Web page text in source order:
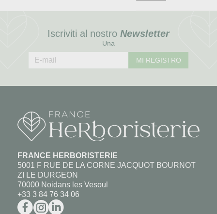
Iscriviti al nostro Newsletter
Una
MI REGISTRO
FRANCE HERBORISTERIE
5001 F RUE DE LA CORNE JACQUOT BOURNOT
ZI LE DURGEON
70000 Noidans les Vesoul
+33 3 84 76 34 06